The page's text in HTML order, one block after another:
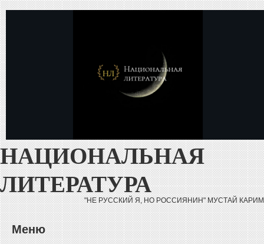
НАЦИОНАЛЬНАЯ
ЛИТЕРАТУРА
"НЕ РУССКИЙ Я, НО РОССИЯНИН" МУСТАЙ КАРИМ
Меню